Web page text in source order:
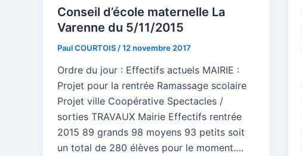
Conseil d’école maternelle La
Varenne du 5/11/2015
Paul COURTOIS /12 novembre 2017
Ordre du jour : Effectifs actuels MAIRIE :
Projet pour la rentrée Ramassage scolaire
Projet ville Coopérative Spectacles /
sorties TRAVAUX Mairie Effectifs rentrée
2015 89 grands 98 moyens 93 petits soit
un total de 280 élèves pour le moment.…